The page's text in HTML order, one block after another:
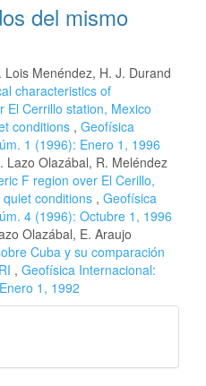
del mismo
Menéndez, H. J. Durand
characteristics of
El Cerrillo station, Mexico
conditions , Geofísica
1 (1996): Enero 1, 1996
Lazo Olazábal, R. Meléndez
F region over El Cerillo,
conditions , Geofísica
4 (1996): Octubre 1, 1996
Olazábal, E. Araujo
Cuba y su comparación
, Geofísica Internacional:
1, 1992